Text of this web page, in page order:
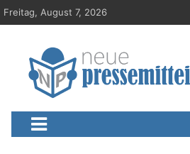
S
k
Freitag, August 7, 2026
Neue-
Presseportal, Nachrichten,